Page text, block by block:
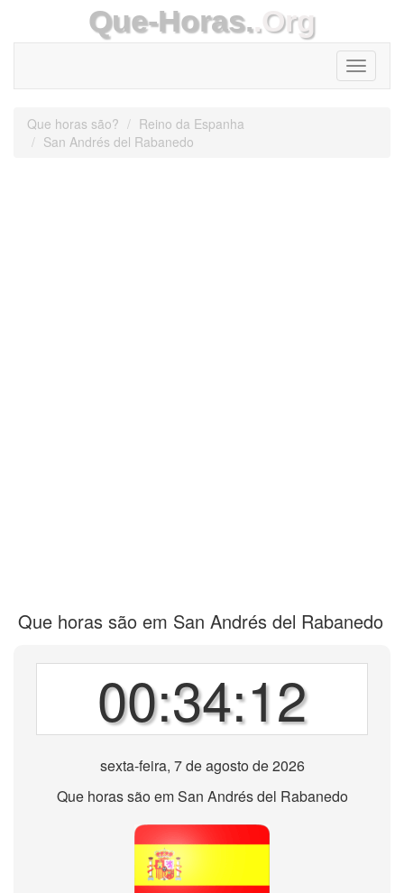
Que-Horas..Org
Toggle
Que horas são?
Reino da Espanha
San Andrés del Rabanedo
Que horas são em San Andrés del Rabanedo
00:34:12
sexta-feira, 7 de agosto de 2026
Que horas são em San Andrés del Rabanedo